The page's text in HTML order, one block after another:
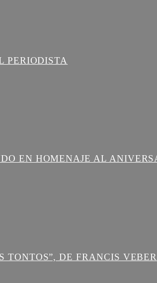
PERIODISTA
EN HOMENAJE AL
TONTOS”, DE FRANCIS VEBER